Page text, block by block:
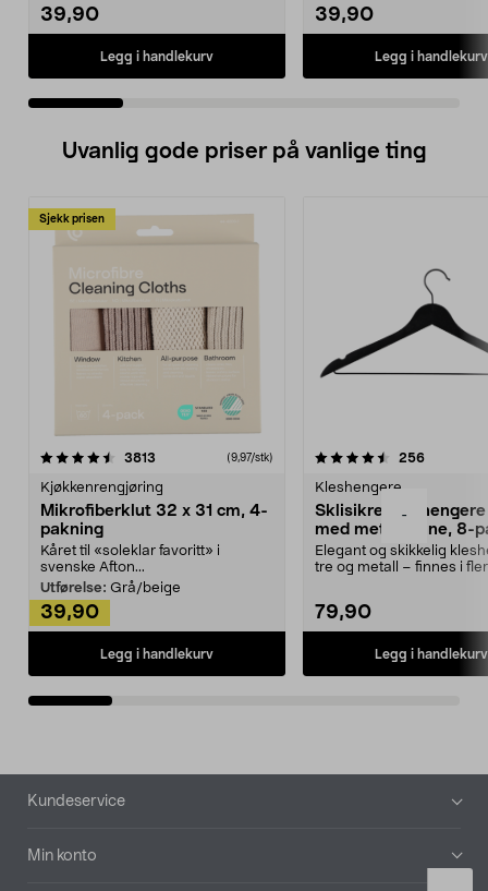
-
39,90
Legg i handlekurv
39,90
Legg i handlekurv
Uvanlig gode priser på vanlige ting
Sjekk prisen
3813 anmeldelser(9,97/stk)
Kjøkkenrengjøring
Mikrofiberklut 32 x 31 cm, 4-
pakning
Kåret til «soleklar favoritt» i
svenske Afton...
Utførelse: Grå/beige
39,90
Legg i handlekurv
4.5av 5 stjerner 256
Kleshengere
Sklisikre
med metallpinne, 8-
Elegant og skikkelig
tre og metall – finnes i
79,90
Legg i handlekurv
4.5av 5 stjerner
Bunntekst
Kundeservice
Min konto